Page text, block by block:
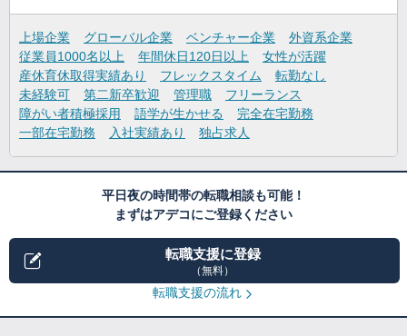
上場企業 グローバル企業 ベンチャー企業
外資系企業
従業員1000名以上
年間休日120日以上
女性が活躍
産休育休取得実績あり
フレックスタイム
転勤なし
未経験可
第二新卒歓迎 管理職
フリーランス
障がい者積極採用
語学が生かせる
完全在宅勤務
一部在宅勤務
入社実績あり 独占求人
平日夜の時間帯の転職相談も可能！
まずはアデコにご登録ください
転職支援に登録
（無料）
転職支援の流れ